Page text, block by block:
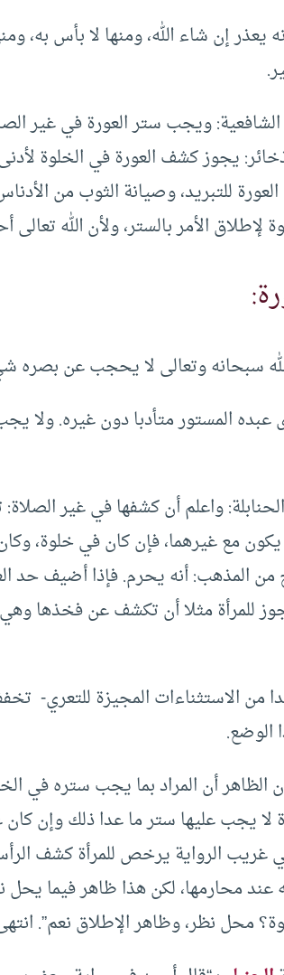
يعذر إن شاء الله، ومنها لا بأس به،
ويجب ستر العورة في غير
يجوز كشف العورة في الخلوة
للتبريد، وصيانة الثوب من
لإطلاق الأمر بالستر، ولأن الله
سبحانه وتعالى لا يحجب عن بصره
عبده المستور متأدبا دون غيره. ولا
واعلم أن كشفها في غير
مع غيرهما، فإن كان في خلوة،
المذهب: أنه يحرم. فإذا أضيف حد
للمرأة مثلا أن تكشف عن فخذها
من الاستثناءات المجيزة للتعري-
الوضع.
أن المراد بما يجب ستره في
لا يجب عليها ستر ما عدا ذلك وإن
غريب الرواية يرخص للمرأة كشف
محارمها، لكن هذا ظاهر فيما يحل
محل نظر، وظاهر الإطلاق نعم”.